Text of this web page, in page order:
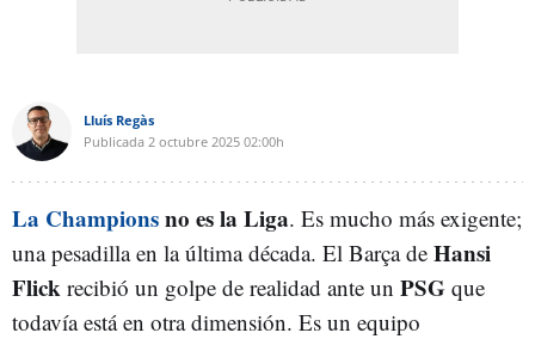
Lluís Regàs
Publicada 2 octubre 2025 02:00h
La Championsno es la Liga. Es mucho más exigente;
una pesadilla en la última década. El Barça de Hansi
Flick recibió un golpe de realidad ante un PSG que
todavía está en otra dimensión. Es un equipo